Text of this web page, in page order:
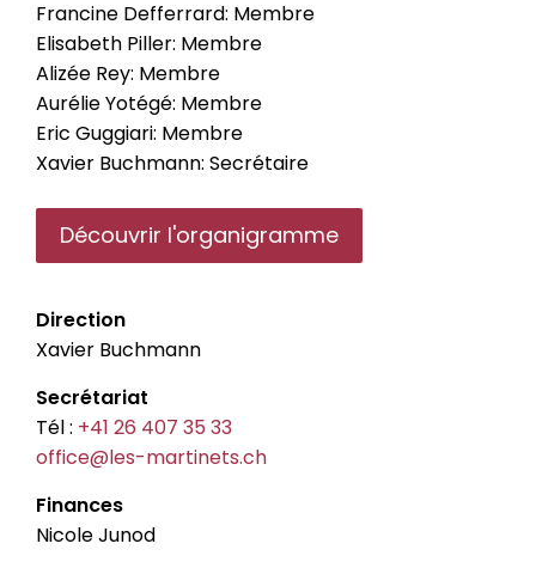
Francine Defferrard: Membre
Elisabeth Piller: Membre
Alizée Rey: Membre
Aurélie Yotégé: Membre
Eric Guggiari: Membre
Xavier Buchmann: Secrétaire
Découvrir l'organigramme
Direction
Xavier Buchmann
Secrétariat
Tél : +41 26 407 35 33
office@les-martinets.ch
Finances
Nicole Junod